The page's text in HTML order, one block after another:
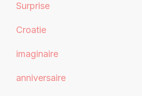
Surprise
Croatie
imaginaire
anniversaire